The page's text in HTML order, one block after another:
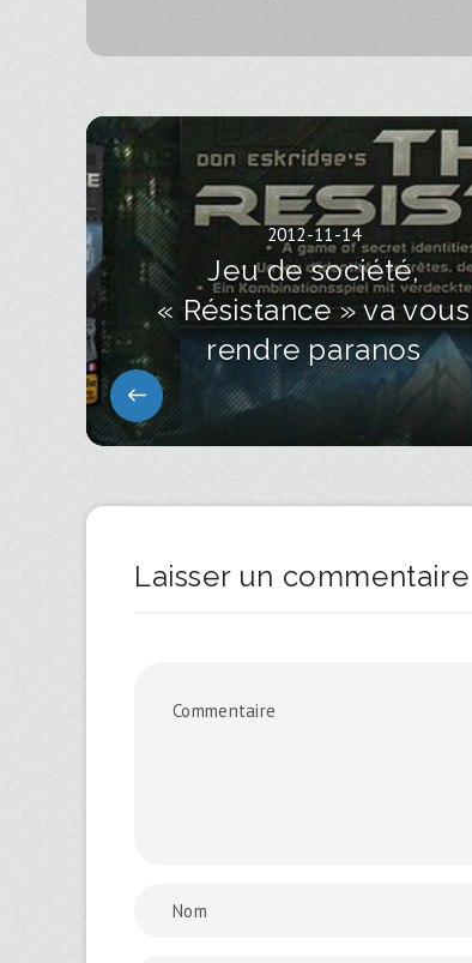
2012-11-14
Jeu de société,
« Résistance » va vous
rendre paranos
Laisser un commentaire